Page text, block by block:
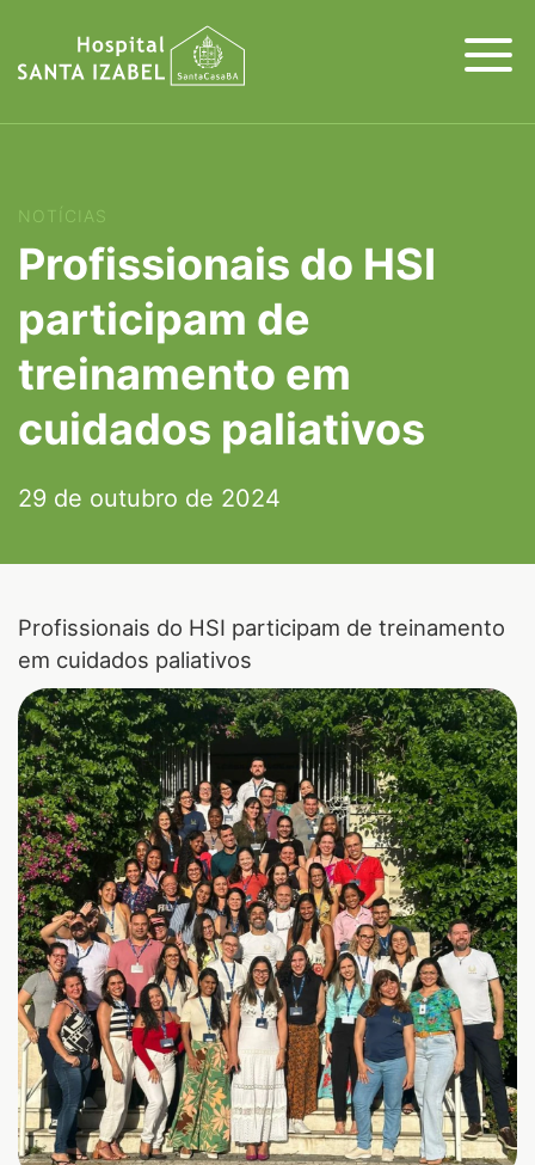
NOTÍCIAS
Profissionais do HSI
participam de
treinamento em
cuidados paliativos
29 de outubro de 2024
Profissionais do HSI participam de treinamento
em cuidados paliativos